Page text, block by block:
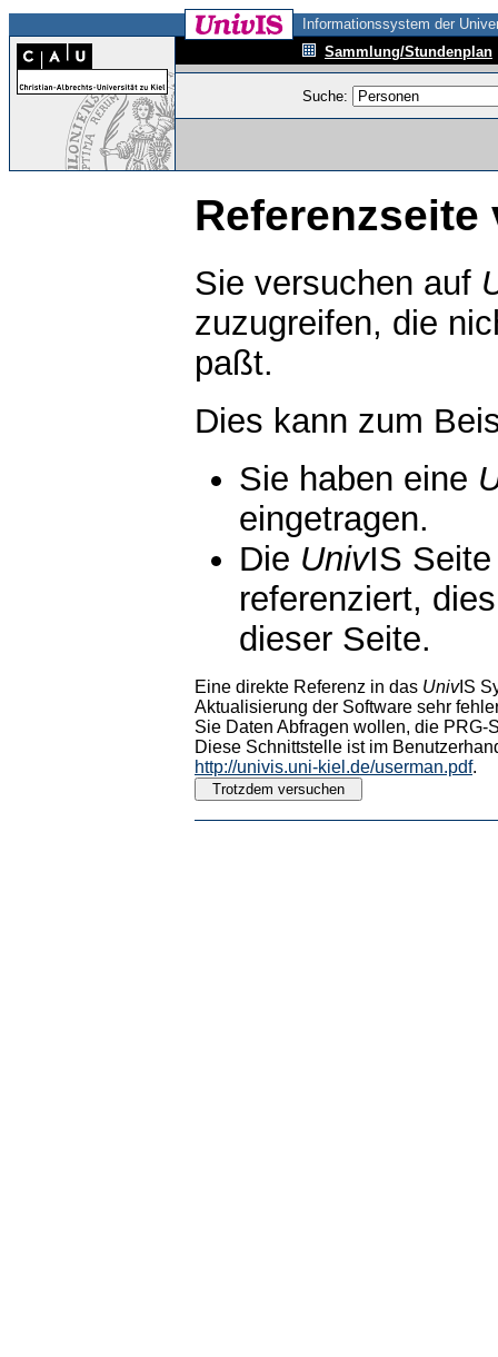
Informationssystem der
Sammlung/Stundenplan
Suche:
Referenzseite
Sie versuchen auf
zuzugreifen, die
paßt.
Dies kann zum
Sie haben eine
eingetragen.
Die UnivIS
referenziert,
dieser Seite.
Eine direkte Referenz in das UnivIS
Aktualisierung der Software sehr
Sie Daten Abfragen wollen, die PRG-
Diese Schnittstelle ist im
http://univis.uni-kiel.de/userman.pdf.